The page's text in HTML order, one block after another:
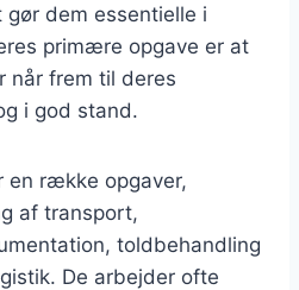
dem essentielle i
primære opgave er at
når frem til deres
i god stand.
en række opgaver,
af transport,
toldbehandling
De arbejder ofte